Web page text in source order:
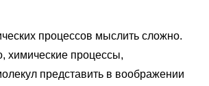
процессов мыслить сложно.
химические процессы,
представить в воображении